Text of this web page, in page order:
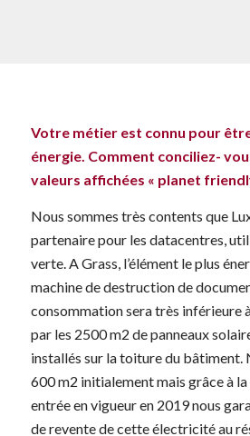
Votre métier est connu pour
énergie. Comment conciliez-
valeurs affichées « planet
Nous sommes très contents que
partenaire pour les datacentres,
verte. A Grass, l’élément le plus
machine de destruction de
consommation sera très inférieure
par les 2500 m2 de panneaux
installés sur la toiture du bâtiment.
600 m2 initialement mais grâce à
entrée en vigueur en 2019 nous
de revente de cette électricité au